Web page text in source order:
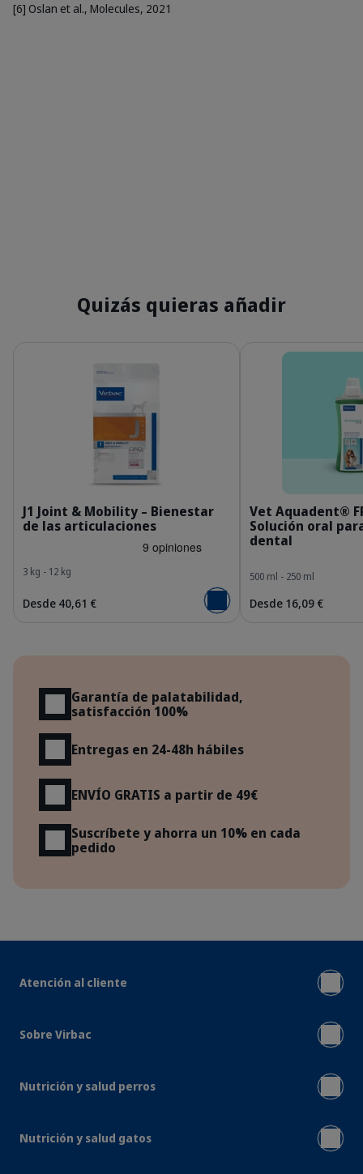
[6] Oslan et al., Molecules, 2021
Quizás quieras añadir
Bag_HPM-J-1_dog_face_Packaging-without-
J1 Joint & Mobility – Bienestar
de las articulaciones
3 kg - 12 kg
Desde 40,61 € Añadir al carrito
Vet Aquadent®
Solución oral
dental
500 ml - 250 ml
Desde 16,09 €
Garantía de palatabilidad,
satisfacción 100%
Entregas en 24-48h hábiles
ENVÍO GRATIS a partir de 49€
Suscríbete y ahorra un 10% en cada
pedido
Atención al cliente
Sobre Virbac
Nutrición y salud perros
Nutrición y salud gatos